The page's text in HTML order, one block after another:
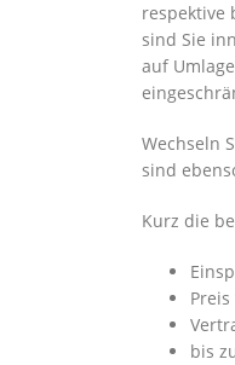
respektive
sind Sie
auf
Wechseln
sind
Kurz die
bis